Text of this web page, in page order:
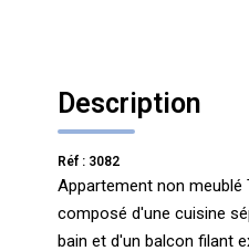
Description
Réf : 3082
Appartement non meublé
composé d'une cuisine
bain et d'un balcon filant